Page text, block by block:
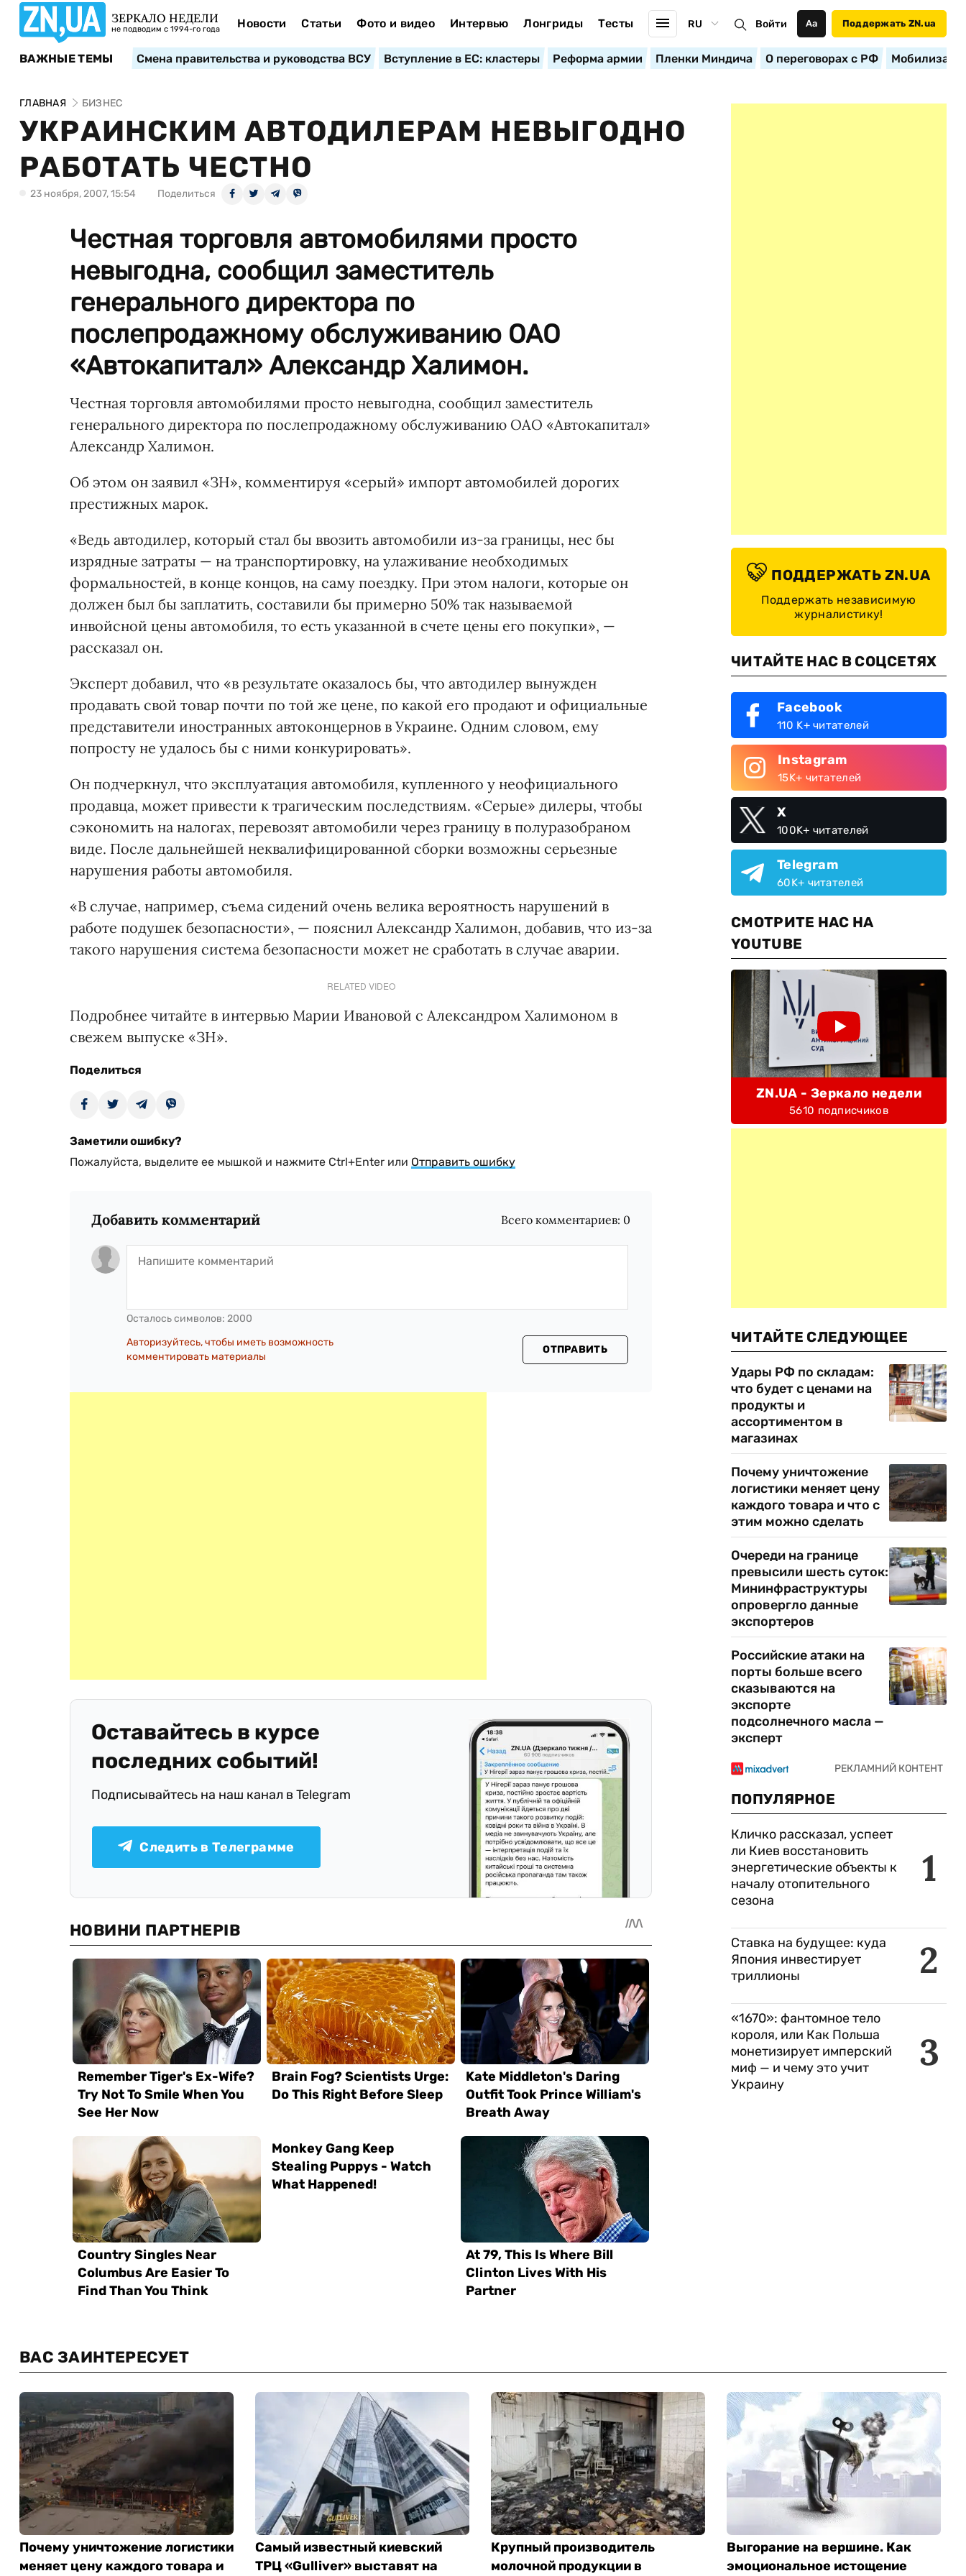
ЗЕРКАЛО НЕДЕЛИ
не подводим с 1994-го года Новости Статьи Фото и видео Интервью Лонгриды Тесты RU Войти Аа Поддержать ZN.ua
ВАЖНЫЕ ТЕМЫ Смена правительства и руководства ВСУ Вступление в ЕС: кластеры Реформа армии Пленки Миндича О переговорах с РФ
ГЛАВНАЯ БИЗНЕС
УКРАИНСКИМ АВТОДИЛЕРАМ НЕВЫГОДНО
РАБОТАТЬ ЧЕСТНО
23 ноября, 2007, 15:54 Поделиться
Честная торговля автомобилями просто
невыгодна, сообщил заместитель
генерального директора по
послепродажному обслуживанию ОАО
«Автокапитал» Александр Халимон.
Честная торговля автомобилями просто невыгодна, сообщил заместитель
генерального директора по послепродажному обслуживанию ОАО «Автокапитал»
Александр Халимон.
Об этом он заявил «ЗН», комментируя «серый» импорт автомобилей дорогих
престижных марок.
«Ведь автодилер, который стал бы ввозить автомобили из-за границы, нес бы
изрядные затраты — на транспортировку, на улаживание необходимых
формальностей, в конце концов, на саму поездку. При этом налоги, которые он
должен был бы заплатить, составили бы примерно 50% так называемой
инвойсной цены автомобиля, то есть указанной в счете цены его покупки», —
рассказал он.
Эксперт добавил, что «в результате оказалось бы, что автодилер вынужден
продавать свой товар почти по той же цене, по какой его продают и официальные
представители иностранных автоконцернов в Украине. Одним словом, ему
попросту не удалось бы с ними конкурировать».
Он подчеркнул, что эксплуатация автомобиля, купленного у неофициального
продавца, может привести к трагическим последствиям. «Серые» дилеры, чтобы
сэкономить на налогах, перевозят автомобили через границу в полуразобраном
виде. После дальнейшей неквалифицированной сборки возможны серьезные
нарушения работы автомобиля.
«В случае, например, съема сидений очень велика вероятность нарушений в
работе подушек безопасности», — пояснил Александр Халимон, добавив, что из-за
такого нарушения система безопасности может не сработать в случае аварии.
RELATED VIDEO
Подробнее читайте в интервью Марии Ивановой с Александром Халимоном в
свежем выпуске «ЗН».
Поделиться
Заметили ошибку?
Пожалуйста, выделите ее мышкой и нажмите Ctrl+Enter или Отправить ошибку
Добавить комментарий Всего комментариев: 0
Осталось символов: 2000
Авторизуйтесь, чтобы иметь возможность
комментировать материалы
ОТПРАВИТЬ
Оставайтесь в курсе
последних событий!
Подписывайтесь на наш канал в Telegram
Следить в Телеграмме
ПОДДЕРЖАТЬ ZN.UA
Поддержать независимую
журналистику!
ЧИТАЙТЕ НАС В СОЦСЕТЯХ
Facebook
110 K+ читателей
Instagram
15K+ читателей
X
100K+ читателей
Telegram
60K+ читателей
СМОТРИТЕ НАС НА
YOUTUBE
ZN.UA - Зеркало недели
5610 подписчиков
ЧИТАЙТЕ СЛЕДУЮЩЕЕ
Удары РФ по складам:
что будет с ценами на
продукты и
ассортиментом в
магазинах
Почему уничтожение
логистики меняет цену
каждого товара и что с
этим можно сделать
Очереди на границе
превысили шесть суток:
Мининфраструктуры
опровергло данные
экспортеров
Российские атаки на
порты больше всего
сказываются на
экспорте
подсолнечного масла —
эксперт
ПОПУЛЯРНОЕ
1
Кличко рассказал, успеет
ли Киев восстановить
энергетические объекты к
началу отопительного
сезона
2
Ставка на будущее: куда
Япония инвестирует
триллионы
3
«1670»: фантомное тело
короля, или Как Польша
монетизирует имперский
миф — и чему это учит
Украину
ВАС ЗАИНТЕРЕСУЕТ
Почему уничтожение логистики
меняет цену каждого товара и
Самый известный киевский
ТРЦ «Gulliver» выставят на
Крупный производитель
молочной продукции в
Выгорание на вершине. Как
эмоциональное истощение